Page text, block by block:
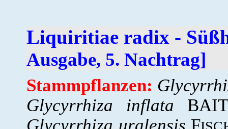
Liquiritiae radix -
Ausgabe, 5. Nachtrag]
Stammpflanzen:
Glycyrrhiza inflata
Glycyrrhiza uralensis F